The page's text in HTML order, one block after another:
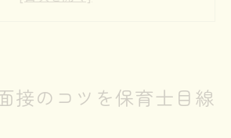
面接時に一時保育を上手に活用す
接のコツを保育士目線